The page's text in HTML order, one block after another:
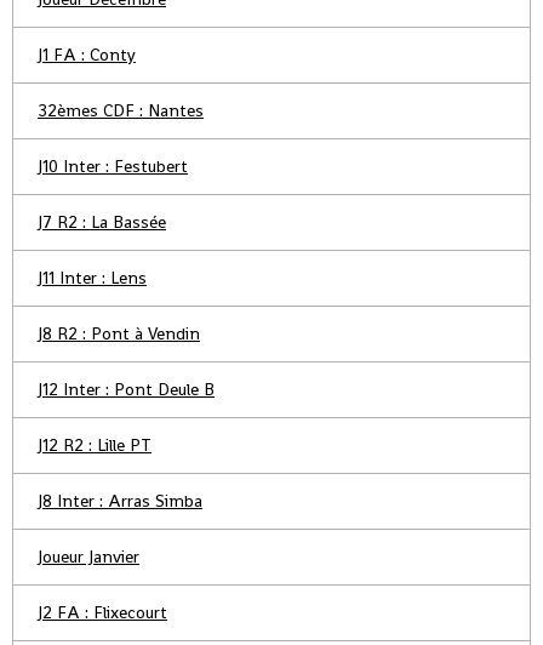
J1 FA : Conty
32èmes CDF : Nantes
J10 Inter : Festubert
J7 R2 : La Bassée
J11 Inter : Lens
J8 R2 : Pont à Vendin
J12 Inter : Pont Deule B
J12 R2 : Lille PT
J8 Inter : Arras Simba
Joueur Janvier
J2 FA : Flixecourt